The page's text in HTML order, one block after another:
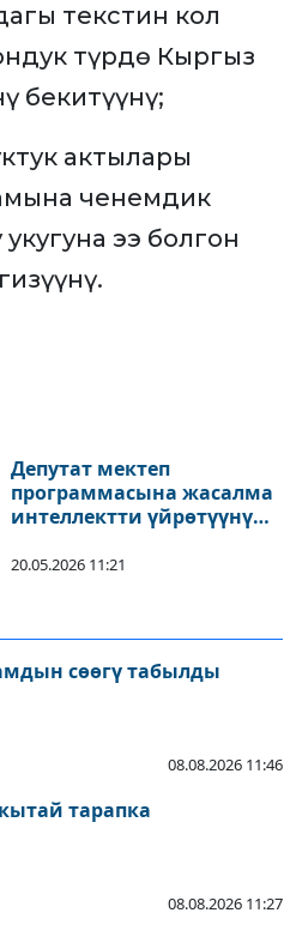
текстин кол
түрдө Кыргыз
бекитүүнү;
актылары
ченемдик
ээ болгон
Депутат мектеп
программасына жасалма
интеллектти үйрөтүүнү
20.05.2026 11:21
сөөгү табылды
08.08.2026 11:46
тарапка
08.08.2026 11:27